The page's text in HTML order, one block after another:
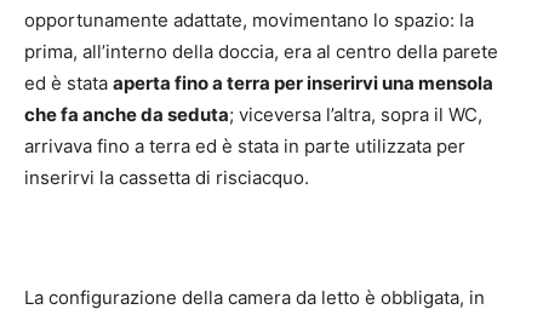
opportunamente adattate, movimentano lo spazio: la
prima, all’interno della doccia, era al centro della parete
ed è stata aperta fino a terra per inserirvi una mensola
che fa anche da seduta; viceversa l’altra, sopra il WC,
arrivava fino a terra ed è stata in parte utilizzata per
inserirvi la cassetta di risciacquo.
La configurazione della camera da letto è obbligata, in